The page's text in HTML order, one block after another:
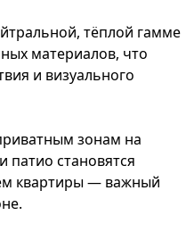
тёплой гамме
материалов, что
и визуального
зонам на
патио становятся
квартиры — важный